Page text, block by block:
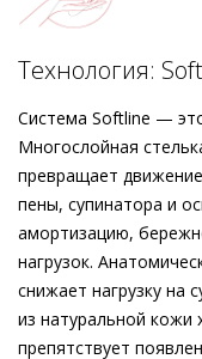
Подробнее о
повседневности.
Технология:
Система Softline —
Многослойная
превращает
пены, супинатора и
амортизацию,
нагрузок.
снижает нагрузку на
из натуральной кожи
препятствует